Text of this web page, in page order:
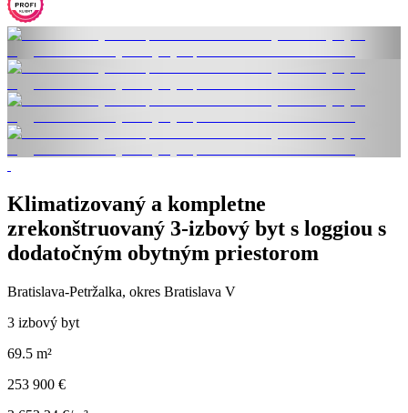
Klimatizovaný a kompletne
zrekonštruovaný 3-izbový byt s loggiou s
dodatočným obytným priestorom
Bratislava-Petržalka, okres Bratislava V
3 izbový byt
69.5 m²
253 900 €